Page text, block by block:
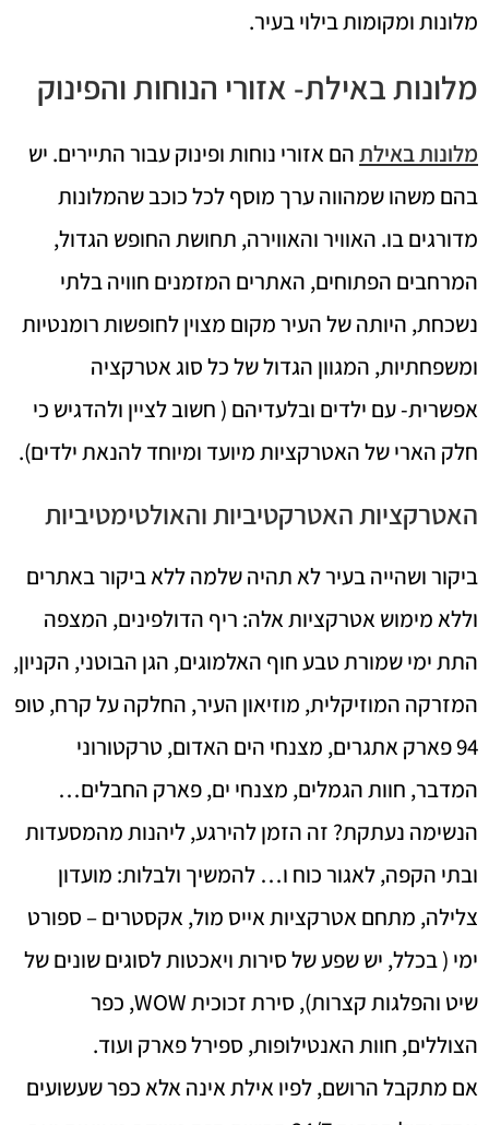
מלונות ומקומות בילוי בעיר.
מלונות באילת- אזורי הנוחות והפינוק
מלונות באילתהם אזורי נוחות ופינוק עבור התיירים. יש
בהם משהו שמהווה ערך מוסף לכל כוכב שהמלונות
מדורגים בו. האוויר והאווירה, תחושת החופש הגדול,
המרחבים הפתוחים, האתרים המזמנים חוויה בלתי
נשכחת, היותה של העיר מקום מצוין לחופשות רומנטיות
ומשפחתיות, המגוון הגדול של כל סוג אטרקציה
אפשרית- עם ילדים ובלעדיהם ( חשוב לציין ולהדגיש כי
חלק הארי של האטרקציות מיועד ומיוחד להנאת ילדים).
האטרקציות האטרקטיביות והאולטימטיביות
ביקור ושהייה בעיר לא תהיה שלמה ללא ביקור באתרים
וללא מימוש אטרקציות אלה: ריף הדולפינים, המצפה
התת ימי שמורת טבע חוף האלמוגים, הגן הבוטני, הקניון,
המזרקה המוזיקלית, מוזיאון העיר, החלקה על קרח, טופ
94 פארק אתגרים, מצנחי הים האדום, טרקטורוני
המדבר, חוות הגמלים, מצנחי ים, פארק החבלים…
הנשימה נעתקת? זה הזמן להירגע, ליהנות מהמסעדות
ובתי הקפה, לאגור כוח ו… להמשיך ולבלות: מועדון
צלילה, מתחם אטרקציות אייס מול, אקסטרים – ספורט
ימי ( בכלל, יש שפע של סירות ויאכטות לסוגים שונים של
שיט והפלגות קצרות), סירת זכוכית WOW, כפר
הצוללים, חוות האנטילופות, ספירל פארק ועוד.
אם מתקבל הרושם, לפיו אילת אינה אלא כפר שעשועים